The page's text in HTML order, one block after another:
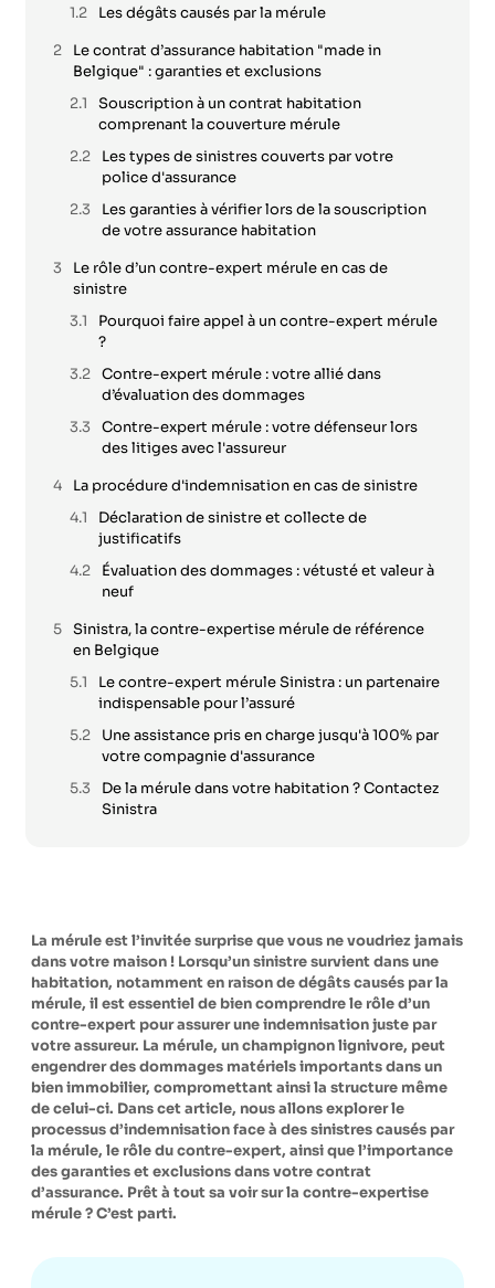
La mérule est l’invitée surprise que vous ne voudriez jamais
dans votre maison ! Lorsqu’un sinistre survient dans une
habitation, notamment en raison de dégâts causés par la
mérule, il est essentiel de bien comprendre le rôle d’un
contre-expert pour assurer une indemnisation juste par
votre assureur. La mérule, un champignon lignivore, peut
engendrer des dommages matériels importants dans un
bien immobilier, compromettant ainsi la structure même
de celui-ci. Dans cet article, nous allons explorer le
processus d’indemnisation face à des sinistres causés par
la mérule, le rôle du contre-expert, ainsi que l’importance
des garanties et exclusions dans votre contrat
d’assurance. Prêt à tout sa voir sur la contre-expertise
mérule ? C’est parti.
Les dégâts causés par la mérule
Le contrat d’assurance habitation "made in
Belgique" : garanties et exclusions
Souscription à un contrat habitation
comprenant la couverture mérule
Les types de sinistres couverts par votre
police d'assurance
Les garanties à vérifier lors de la souscription
de votre assurance habitation
Le rôle d’un contre-expert mérule en cas de
sinistre
Pourquoi faire appel à un contre-expert mérule
?
Contre-expert mérule : votre allié dans
d’évaluation des dommages
Contre-expert mérule : votre défenseur lors
des litiges avec l'assureur
La procédure d'indemnisation en cas de sinistre
Déclaration de sinistre et collecte de
justificatifs
Évaluation des dommages : vétusté et valeur à
neuf
Sinistra, la contre-expertise mérule de référence
en Belgique
Le contre-expert mérule Sinistra : un partenaire
indispensable pour l’assuré
Une assistance pris en charge jusqu'à 100% par
votre compagnie d'assurance
De la mérule dans votre habitation ? Contactez
Sinistra